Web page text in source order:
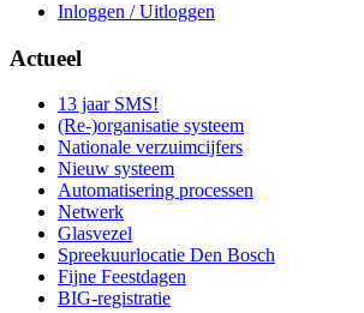
Inloggen / Uitloggen
Actueel
13 jaar SMS!
(Re-)organisatie systeem
Nationale verzuimcijfers
Nieuw systeem
Automatisering processen
Netwerk
Glasvezel
Spreekuurlocatie Den Bosch
Fijne Feestdagen
BIG-registratie